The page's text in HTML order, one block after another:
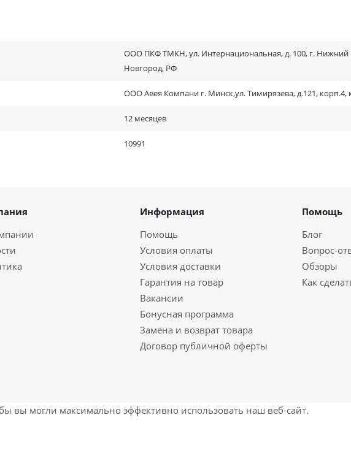
ООО ПКФ ТМКН, ул. Интернациональная, д. 100, г. Нижний
Новгород, РФ
ООО Авея Компани г. Минск,ул. Тимирязева, д.121, корп.4,
12 месяцев
10991
Информация
Помощь
Условия оплаты
Условия доставки
Гарантия на товар
Вакансии
Бонусная программа
Замена и возврат товара
Договор публичной оферты
Помощь
Блог
Вопрос-
Обзоры
Как
вы могли максимально эффективно использовать наш веб-сайт.